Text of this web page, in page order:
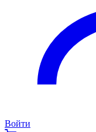
Войти